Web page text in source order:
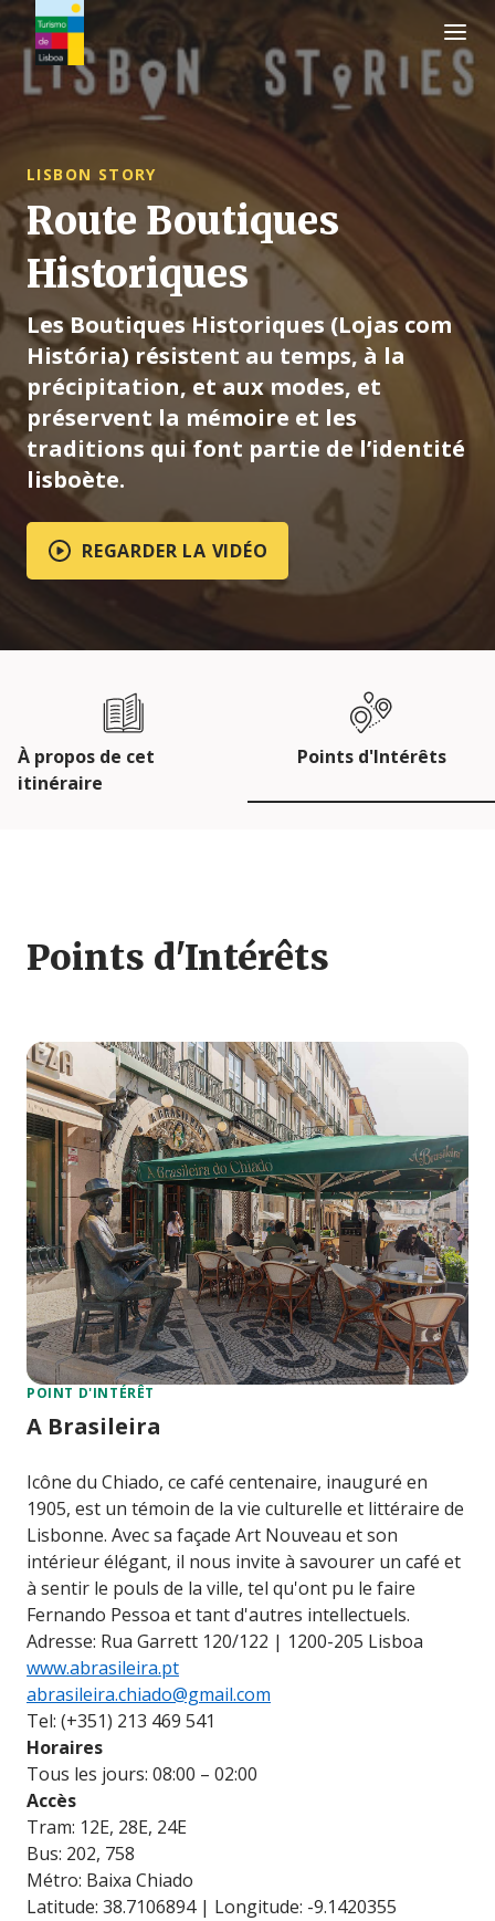
Logo de Turismo de Lisboa
LISBON STORY
Route Boutiques
Historiques
Les Boutiques Historiques (Lojas com
História) résistent au temps, à la
précipitation, et aux modes, et
préservent la mémoire et les
traditions qui font partie de l’identité
lisboète.
REGARDER LA VIDÉO
À propos de cet
itinéraire
Points d'Intérêts
Points d'Intérêts
POINT D'INTÉRÊT
A Brasileira
Icône du Chiado, ce café centenaire, inauguré en
1905, est un témoin de la vie culturelle et littéraire de
Lisbonne. Avec sa façade Art Nouveau et son
intérieur élégant, il nous invite à savourer un café et
à sentir le pouls de la ville, tel qu'ont pu le faire
Fernando Pessoa et tant d'autres intellectuels.
Adresse: Rua Garrett 120/122 | 1200-205 Lisboa
www.abrasileira.pt
abrasileira.chiado@gmail.com
Tel: (+351) 213 469 541
Horaires
Tous les jours: 08:00 – 02:00
Accès
Tram: 12E, 28E, 24E
Bus: 202, 758
Métro: Baixa Chiado
Latitude: 38.7106894 | Longitude: -9.1420355